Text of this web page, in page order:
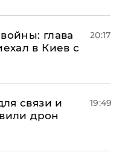
глава
в Киев с
20:17
связи и
дрон
19:49